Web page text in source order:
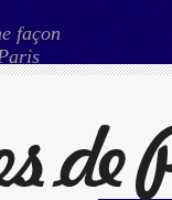
façon